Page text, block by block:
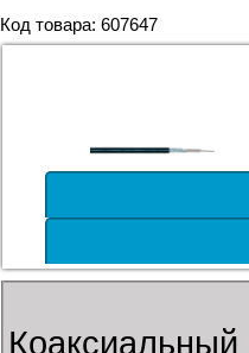
Код товара: 607647